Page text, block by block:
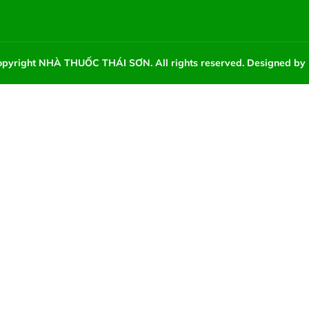
NHÀ THUỐC THÁI SƠN. All rights reserved. Designed by